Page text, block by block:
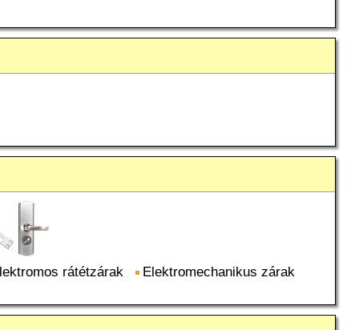
rátétzárak Elektromechanikus zárak